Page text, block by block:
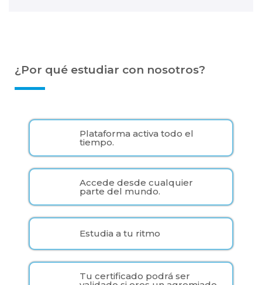
¿Por qué estudiar con nosotros?
Plataforma activa todo el
tiempo.
Accede desde cualquier
parte del mundo.
Estudia a tu ritmo
Tu certificado podrá ser